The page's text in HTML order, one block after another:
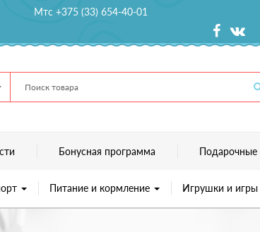
Мтс +375 (33) 654-40-01
Бонусная программа Подарочные
Питание и кормление Игрушки и игры